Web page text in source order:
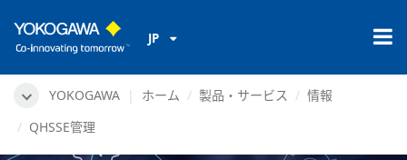
JP
YOKOGAWA ホーム 製品・サービス
情報
QHSSE管理